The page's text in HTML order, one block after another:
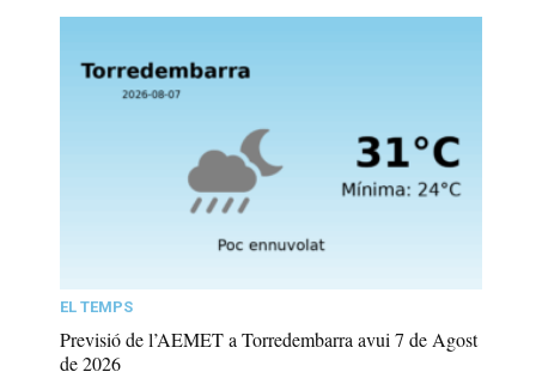
EL TEMPS
Previsió de l’AEMET a Torredembarra avui 7 de Agost
de 2026